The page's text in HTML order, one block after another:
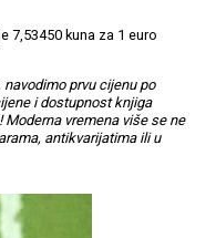
7,53450 kuna za 1 euro
prvu cijenu po
i dostupnost knjiga
vremena više se ne
antikvarijatima ili u